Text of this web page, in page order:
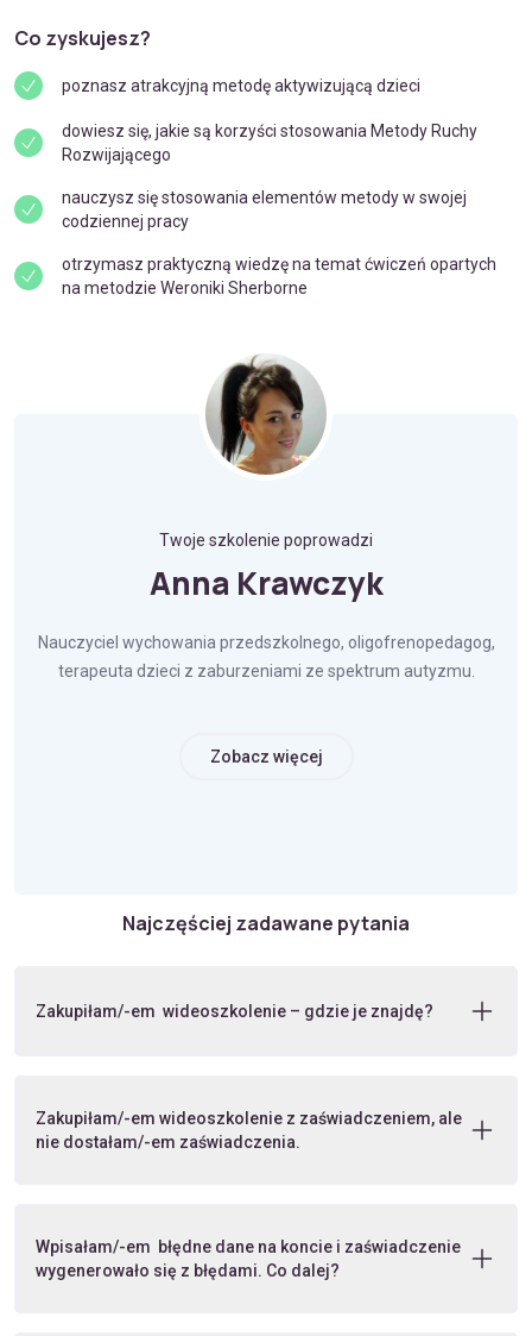
Co zyskujesz?
poznasz atrakcyjną metodę aktywizującą dzieci
dowiesz się, jakie są korzyści stosowania Metody Ruchy
Rozwijającego
nauczysz się stosowania elementów metody w swojej
codziennej pracy
otrzymasz praktyczną wiedzę na temat ćwiczeń opartych
na metodzie Weroniki Sherborne
Twoje szkolenie poprowadzi
Anna Krawczyk
Nauczyciel wychowania przedszkolnego, oligofrenopedagog,
terapeuta dzieci z zaburzeniami ze spektrum autyzmu.
Zobacz więcej
Najczęściej zadawane pytania
Zakupiłam/-em wideoszkolenie – gdzie je znajdę?
Zakupiłam/-em wideoszkolenie z zaświadczeniem, ale
nie dostałam/-em zaświadczenia.
Wpisałam/-em błędne dane na koncie i zaświadczenie
wygenerowało się z błędami. Co dalej?